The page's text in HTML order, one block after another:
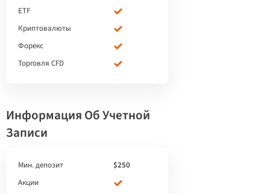
ETF
Криптовалюты
Форекс
Торговля CFD
Информация Об Учетной
Записи
Мин. депозит
$250
Акции